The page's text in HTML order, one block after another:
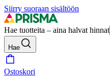
Siirry suoraan sisältöön
Hae tuotteita – aina halvat hinnat
Hae
Ostoskori